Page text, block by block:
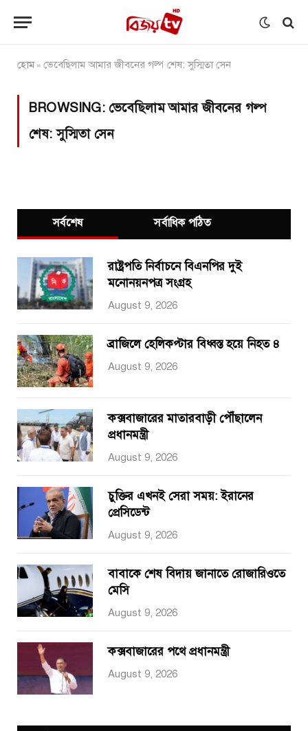
হোম» ভেবেছিলাম আমার জীবনের গল্প শেষ: সুস্মিতা সেন
BROWSING: ভেবেছিলাম আমার জীবনের গল্প
শেষ: সুস্মিতা সেন
সর্বশেষ সর্বাধিক পঠিত
রাষ্ট্রপতি নির্বাচনে বিএনপির দুই
মনোনয়নপত্র সংগ্রহ
August 9, 2026
ব্রাজিলে হেলিকপ্টার বিধ্বস্ত হয়ে নিহত ৪
August 9, 2026
কক্সবাজারের মাতারবাড়ী পৌঁছালেন
প্রধানমন্ত্রী
August 9, 2026
চুক্তির এখনই সেরা সময়: ইরানের
প্রেসিডেন্ট
August 9, 2026
বাবাকে শেষ বিদায় জানাতে রোজারিওতে
মেসি
August 9, 2026
কক্সবাজারের পথে প্রধানমন্ত্রী
August 9, 2026